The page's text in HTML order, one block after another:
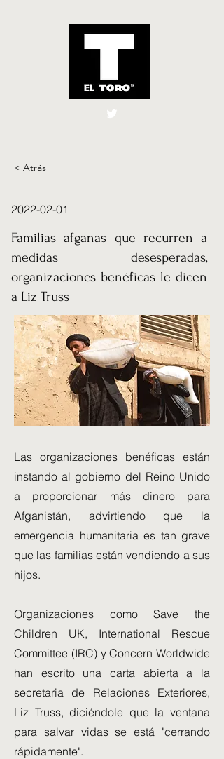
El Toro España
< Atrás
2022-02-01
Familias afganas que recurren a
medidas desesperadas,
organizaciones benéficas le dicen
a Liz Truss
Las organizaciones benéficas están
instando al gobierno del Reino Unido
a proporcionar más dinero para
Afganistán, advirtiendo que la
emergencia humanitaria es tan grave
que las familias están vendiendo a sus
hijos.
Organizaciones como Save the
Children UK, International Rescue
Committee (IRC) y Concern Worldwide
han escrito una carta abierta a la
secretaria de Relaciones Exteriores,
Liz Truss, diciéndole que la ventana
para salvar vidas se está "cerrando
rápidamente".